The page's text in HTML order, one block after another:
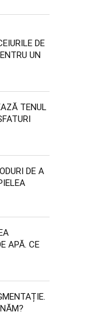
DE
UN
TENUL
DE A
APĂ. CE